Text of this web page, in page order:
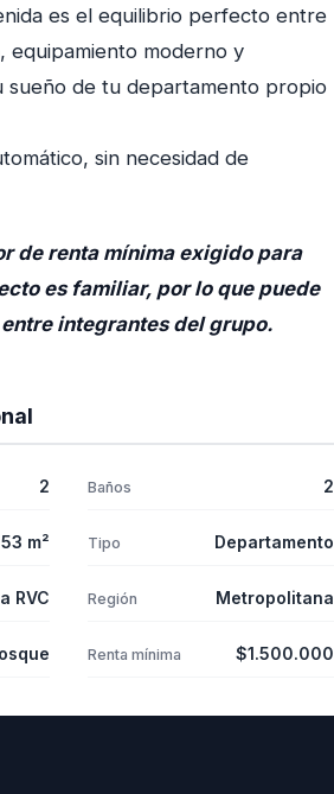
es el equilibrio perfecto entre
equipamiento moderno y
sueño de tu departamento propio
sin necesidad de
de renta mínima exigido para
es familiar, por lo que puede
integrantes del grupo.
2 Baños 2
53 m² Tipo Departamento
RVC Región Metropolitana
Renta mínima $1.500.000